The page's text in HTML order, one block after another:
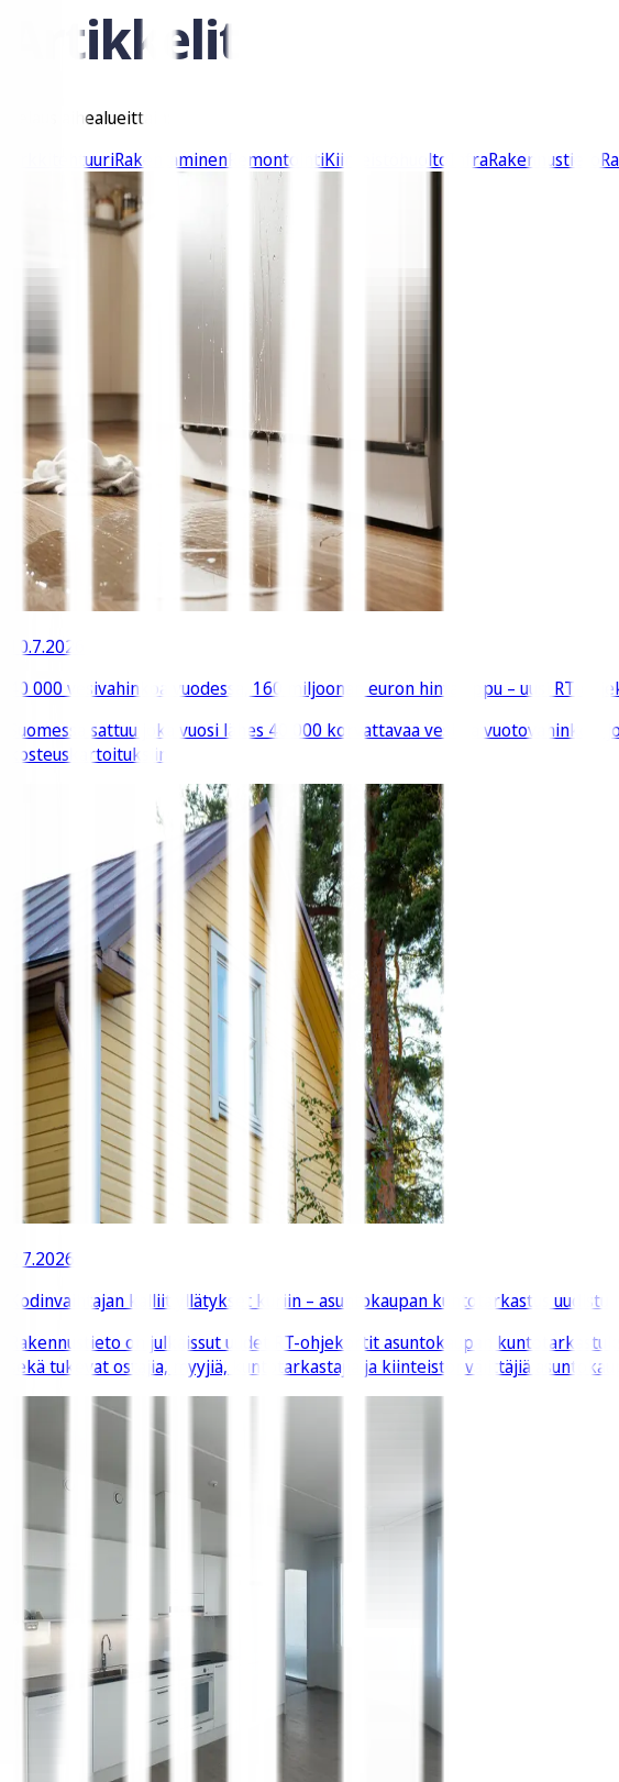
Artikkelit
Selaus aihealueittain:
ArkkitehtuuriRakentaminen RemontointiKiinteistöhuolto InfraRakennustieto
10.7.2026
40 000 vesivahinkoa vuodessa, 160 miljoonan euron hintalappu – uusi RT-
Suomessa sattuu joka vuosi lähes 40 000 korvattavaa vesi- ja
kosteuskartoituksiin.
2.7.2026
Kodinvaihtajan kalliit yllätykset kuriin – asuntokaupan kuntotarkastus uudistui
Rakennustieto on julkaissut uudet RT-ohjekortit asuntokaupan
sekä tukevat ostajia, myyjiä, kuntotarkastajia ja kiinteistönvälittäjiä